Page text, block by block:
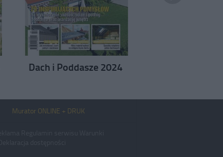
Dach i Poddasze 2024
Murator ONLINE + DRUK